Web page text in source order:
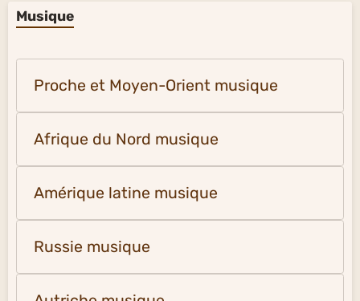
Musique
Proche et Moyen-Orient musique
Afrique du Nord musique
Amérique latine musique
Russie musique